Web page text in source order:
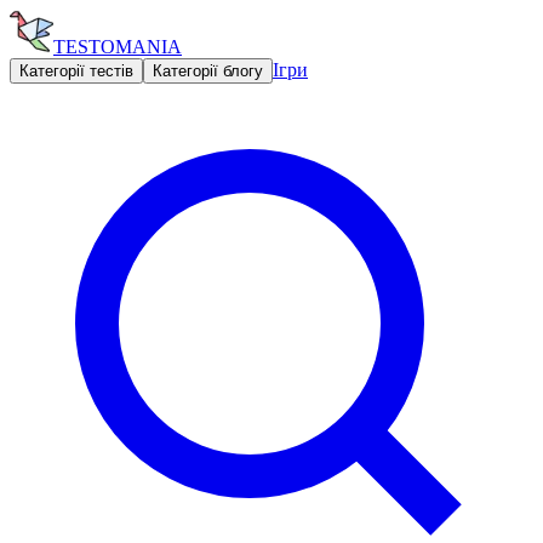
TESTOMANIA
Категорії тестів Категорії блогу Ігри